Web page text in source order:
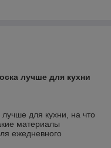
лучше для кухни
для кухни, на что
материалы
ежедневного